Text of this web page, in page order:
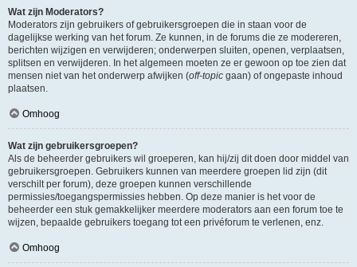
Wat zijn Moderators?
Moderators zijn gebruikers of gebruikersgroepen die in staan voor de
dagelijkse werking van het forum. Ze kunnen, in de forums die ze modereren,
berichten wijzigen en verwijderen; onderwerpen sluiten, openen, verplaatsen,
splitsen en verwijderen. In het algemeen moeten ze er gewoon op toe zien dat
mensen niet van het onderwerp afwijken (off-topic gaan) of ongepaste inhoud
plaatsen.
Omhoog
Wat zijn gebruikersgroepen?
Als de beheerder gebruikers wil groeperen, kan hij/zij dit doen door middel van
gebruikersgroepen. Gebruikers kunnen van meerdere groepen lid zijn (dit
verschilt per forum), deze groepen kunnen verschillende
permissies/toegangspermissies hebben. Op deze manier is het voor de
beheerder een stuk gemakkelijker meerdere moderators aan een forum toe te
wijzen, bepaalde gebruikers toegang tot een privéforum te verlenen, enz.
Omhoog